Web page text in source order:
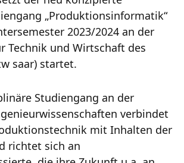
„Produktionsinformatik“
2023/2024 an der
Technik und Wirtschaft des
saar) startet.
Studiengang an der
verbindet
mit Inhalten der
richtet sich an